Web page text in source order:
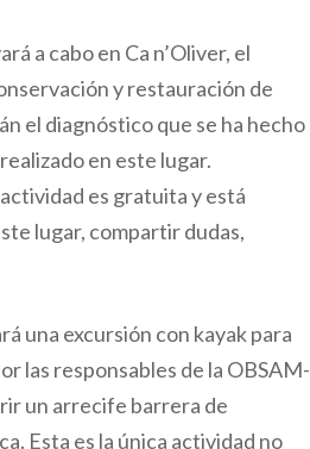
a cabo en Ca n’Oliver, el
y restauración de
el diagnóstico que se ha hecho
en este lugar.
es gratuita y está
lugar, compartir dudas,
una excursión con kayak para
las responsables de la OBSAM-
un arrecife barrera de
Esta es la única actividad no